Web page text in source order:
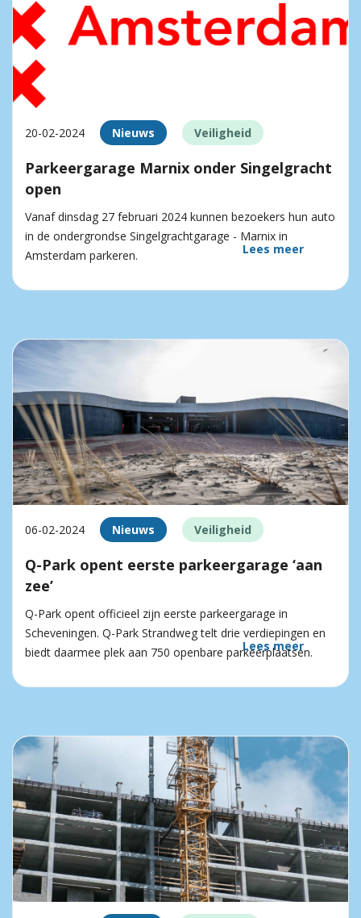
20-02-2024 Nieuws Veiligheid
Parkeergarage Marnix onder Singelgracht
open
Vanaf dinsdag 27 februari 2024 kunnen bezoekers hun auto
in de ondergrondse Singelgrachtgarage - Marnix in
Amsterdam parkeren.
Lees meer
06-02-2024 Nieuws Veiligheid
Q-Park opent eerste parkeergarage ‘aan
zee’
Q-Park opent officieel zijn eerste parkeergarage in
Scheveningen. Q-Park Strandweg telt drie verdiepingen en
biedt daarmee plek aan 750 openbare parkeerplaatsen.
Lees meer